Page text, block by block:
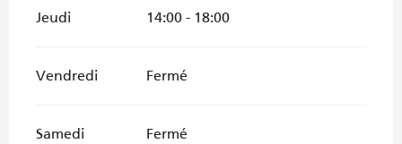
Jeudi 14:00 - 18:00
Vendredi Fermé
Samedi Fermé